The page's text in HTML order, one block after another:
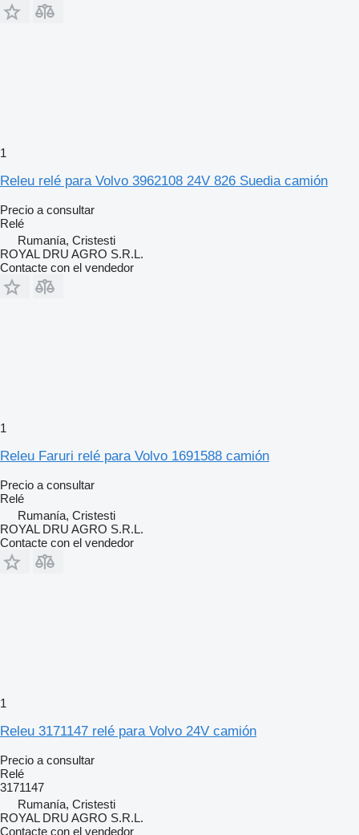
1
Releu relé para Volvo 3962108 24V 826 Suedia camión
Precio a consultar
Relé
Rumanía, Cristesti
ROYAL DRU AGRO S.R.L.
Contacte con el vendedor
1
Releu Faruri relé para Volvo 1691588 camión
Precio a consultar
Relé
Rumanía, Cristesti
ROYAL DRU AGRO S.R.L.
Contacte con el vendedor
1
Releu 3171147 relé para Volvo 24V camión
Precio a consultar
Relé
3171147
Rumanía, Cristesti
ROYAL DRU AGRO S.R.L.
Contacte con el vendedor